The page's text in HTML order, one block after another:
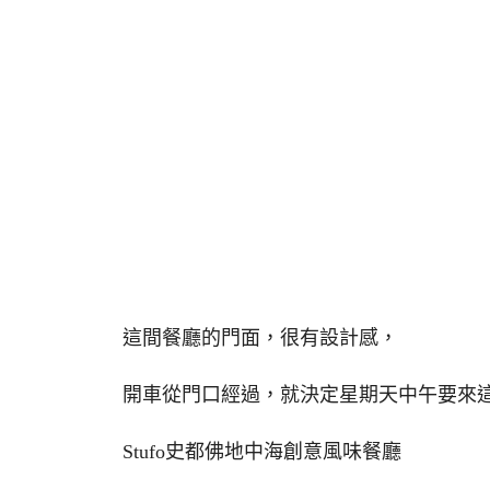
這間餐廳的門面，很有設計感，
開車從門口經過，就決定星期天中午要來
Stufo史都佛地中海創意風味餐廳